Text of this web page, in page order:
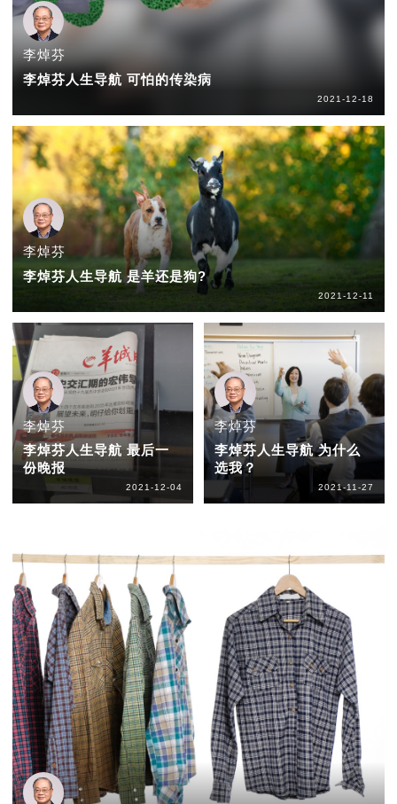
李焯芬
李焯芬人生导航 可怕的传染病
2021-12-18
李焯芬
李焯芬人生导航 是羊还是狗?
2021-12-11
李焯芬
李焯芬人生导航 最后一
份晚报
2021-12-04
李焯芬
李焯芬人生导航 为什么
选我？
2021-11-27